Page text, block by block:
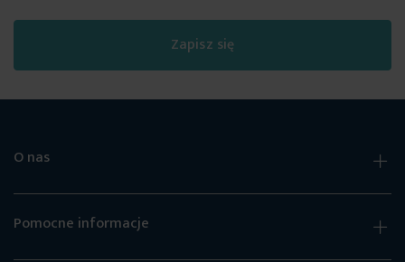
Zapisz się
O nas
Pomocne informacje